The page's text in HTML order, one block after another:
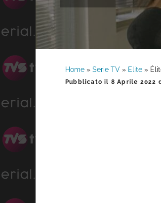
Home » Serie TV » Elite »
Pubblicato il 8 Aprile 2022
Barra